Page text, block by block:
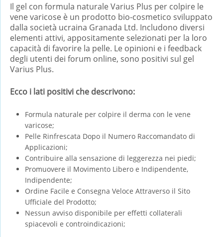
Il gel con formula naturale Varius Plus per colpire le
vene varicose è un prodotto bio-cosmetico sviluppato
dalla società ucraina Granada Ltd. Includono diversi
elementi attivi, appositamente selezionati per la loro
capacità di favorire la pelle. Le opinioni e i feedback
degli utenti dei forum online, sono positivi sul gel
Varius Plus.
Ecco i lati positivi che descrivono:
Formula naturale per colpire il derma con le vene
varicose;
Pelle Rinfrescata Dopo il Numero Raccomandato di
Applicazioni;
Contribuire alla sensazione di leggerezza nei piedi;
Promuovere il Movimento Libero e Indipendente,
Indipendente;
Ordine Facile e Consegna Veloce Attraverso il Sito
Ufficiale del Prodotto;
Nessun avviso disponibile per effetti collaterali
spiacevoli e controindicazioni;